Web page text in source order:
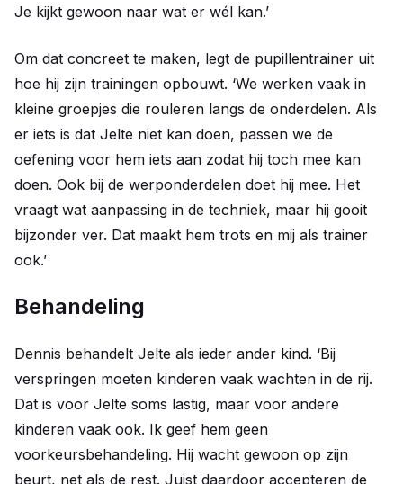
Je kijkt gewoon naar wat er wél kan.’
Om dat concreet te maken, legt de pupillentrainer uit
hoe hij zijn trainingen opbouwt. ‘We werken vaak in
kleine groepjes die rouleren langs de onderdelen. Als
er iets is dat Jelte niet kan doen, passen we de
oefening voor hem iets aan zodat hij toch mee kan
doen. Ook bij de werponderdelen doet hij mee. Het
vraagt wat aanpassing in de techniek, maar hij gooit
bijzonder ver. Dat maakt hem trots en mij als trainer
ook.’
Behandeling
Dennis behandelt Jelte als ieder ander kind. ‘Bij
verspringen moeten kinderen vaak wachten in de rij.
Dat is voor Jelte soms lastig, maar voor andere
kinderen vaak ook. Ik geef hem geen
voorkeursbehandeling. Hij wacht gewoon op zijn
beurt, net als de rest. Juist daardoor accepteren de